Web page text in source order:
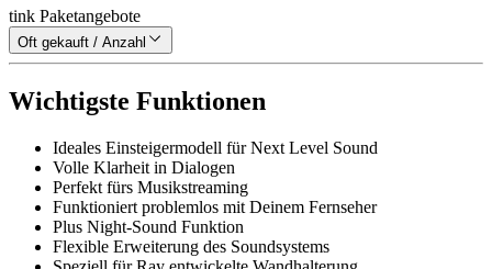
tink Paketangebote
Oft gekauft / Anzahl
Wichtigste Funktionen
Ideales Einsteigermodell für Next Level Sound
Volle Klarheit in Dialogen
Perfekt fürs Musikstreaming
Funktioniert problemlos mit Deinem Fernseher
Plus Night-Sound Funktion
Flexible Erweiterung des Soundsystems